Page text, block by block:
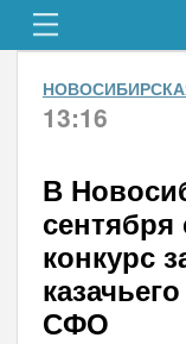
13:16
В
сентября
конкурс
СФО